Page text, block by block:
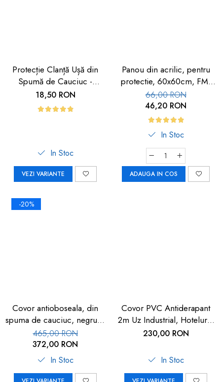
Protecție Clanță Ușă din
Spumă de Cauciuc -
Siguranță pentru Copii |
Car Boy Safety
18,50 RON
In Stoc
VEZI VARIANTE
Panou din acrilic, pentru
protectie, 60x60cm, FM-
113
66,00 RON
46,20 RON
In Stoc
ADAUGA IN COS
-20%
Covor antioboseala, din
spuma de cauciuc, negru, 1
buc
465,00 RON
372,00 RON
In Stoc
Covor PVC Antiderapant
2m Uz Industrial, Hoteluri |
Carboysafey
230,00 RON
In Stoc